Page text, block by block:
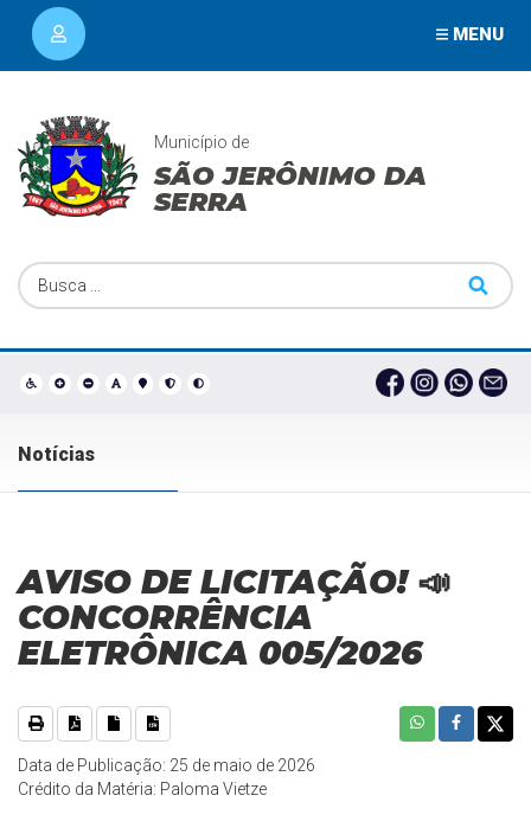
MENU
Município de
SÃO JERÔNIMO DA
SERRA
Notícias
AVISO DE LICITAÇÃO! 📣
CONCORRÊNCIA
ELETRÔNICA 005/2026
Data de Publicação: 25 de maio de 2026
Crédito da Matéria: Paloma Vietze